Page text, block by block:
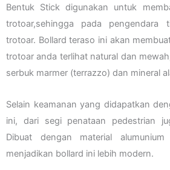
Bentuk Stick digunakan untuk
trotoar,sehingga pada pengendara
trotoar. Bollard teraso ini akan
trotoar anda terlihat natural dan
serbuk marmer (terrazzo) dan mineral
Selain keamanan yang didapatkan
ini, dari segi penataan pedestrian
Dibuat dengan material
menjadikan bollard ini lebih modern.